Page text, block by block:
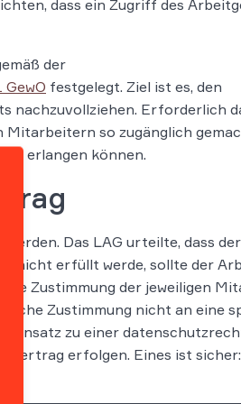
dass ein Zugriff des
der
festgelegt. Ziel ist es, den
nachzuvollziehen. Erforderlich
Mitarbeitern so zugänglich
erlangen können.
Das LAG urteilte, dass der
nicht erfüllt werde, sollte der
Zustimmung der jeweiligen
Zustimmung nicht an eine
zu einer
erfolgen. Eines ist